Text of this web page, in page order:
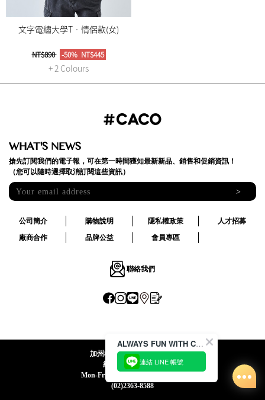
文字電繡大學T‧情侶款(女)
NT$890 -50% NT$445
+ 2 Colours
WHAT'S NEWS
搶先訂閱我們的電子報，可在第一時間獲知最新新品、銷售和促銷資訊！
（您可以隨時選擇取消訂閱這些資訊）
>
公司簡介 購物說明 隱私權政策
人才招募
廠商合作
品牌公益 會員專區
聯絡我們
加州椰子國際股份有限公司
統一編號:24492069
Mon-Fri 09:00-12:30 / 13:30-18:00
(02)2363-8588
ALWAYS FUN WITH CACO !
連結 LINE 帳號